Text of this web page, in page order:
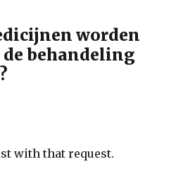
worden
behandeling
with that request.